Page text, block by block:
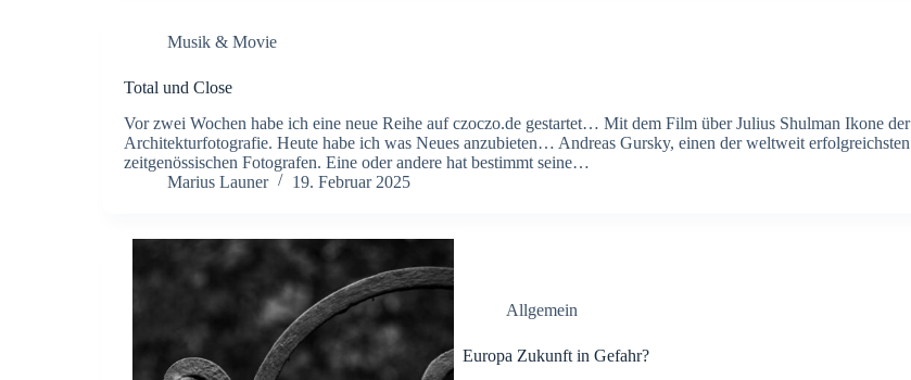
Musik & Movie
Total und Close
Vor zwei Wochen habe ich eine neue Reihe auf czoczo.de gestartet… Mit dem Film über Julius Shulman Ikone der
Architekturfotografie. Heute habe ich was Neues anzubieten… Andreas Gursky, einen der weltweit erfolgreichsten
zeitgenössischen Fotografen. Eine oder andere hat bestimmt seine…
Marius Launer
19. Februar 2025
Allgemein
Europa Zukunft in Gefahr?